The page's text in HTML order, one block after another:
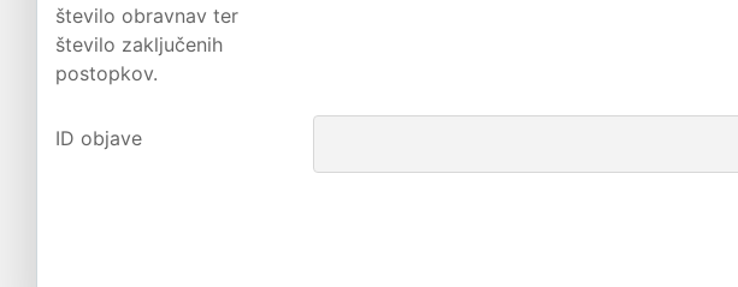
število obravnav ter
število zaključenih
postopkov.
ID objave